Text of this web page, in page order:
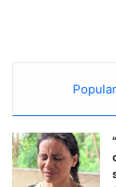
3º ataque
Cinco minutos
Fonte Nova, o
Popular